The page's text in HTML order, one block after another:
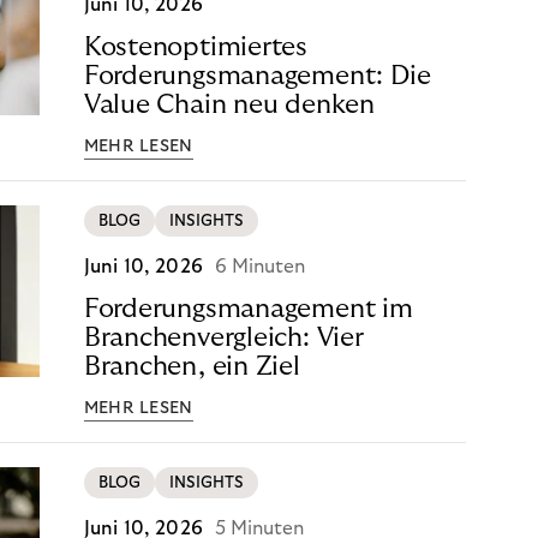
Juni 10, 2026
Kostenoptimiertes
Forderungsmanagement: Die
Value Chain neu denken
MEHR LESEN
BLOG INSIGHTS
Juni 10, 2026 6 Minuten
Forderungsmanagement im
Branchenvergleich: Vier
Branchen, ein Ziel
MEHR LESEN
BLOG INSIGHTS
Juni 10, 2026 5 Minuten